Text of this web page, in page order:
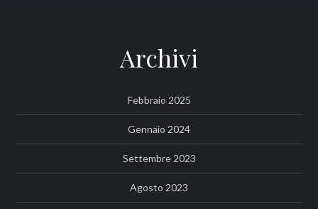
Archivi
Febbraio 2025
Gennaio 2024
Settembre 2023
Agosto 2023